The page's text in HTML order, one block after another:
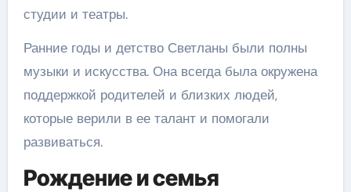
студии и театры.
Ранние годы и детство Светланы были полны
музыки и искусства. Она всегда была окружена
поддержкой родителей и близких людей,
которые верили в ее талант и помогали
развиваться.
Рождение и семья